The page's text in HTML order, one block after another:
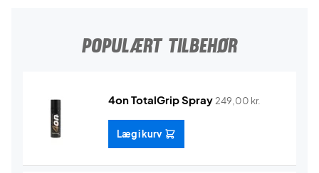
POPULÆRT TILBEHØR
4on TotalGrip Spray 249,00 kr.
Læg i kurv